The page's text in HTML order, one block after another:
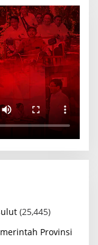
(25,445)
Provinsi